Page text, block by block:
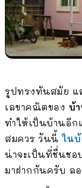
รูปทรงทันสมัย แ
เลขาคณิตของ บ้
ทำให้เป็นบ้านอี
สมควร วันนี้ใน
น่าจะเป็นที่ชื่นชอ
มาฝากกันครับ ล